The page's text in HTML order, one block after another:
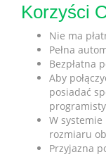
Korzyści
Nie ma
Pełna
Bezpłatna
Aby
posiadać
W
rozmiaru
Przyjazna